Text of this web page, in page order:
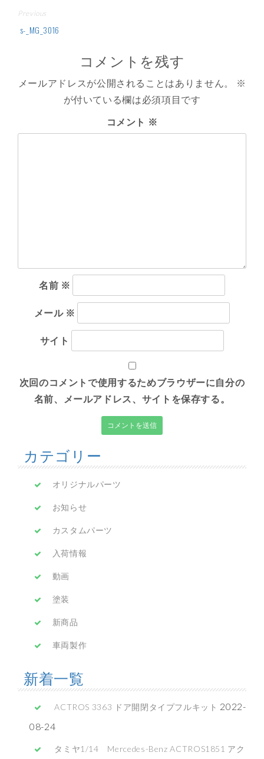
投
稿
ビ
ー
Previous
s-_MG_3016
コメントを残す
メールアドレスが公開されることはありません。
※
が付いている欄は必須項目です
コメント ※
名前 ※
メール ※
サイト
次回のコメントで使用するためブラウザーに自分の
名前、メールアドレス、サイトを保存する。
カテゴリー
オリジナルパーツ
お知らせ
カスタムパーツ
入荷情報
動画
塗装
新商品
車両製作
新着一覧
ACTROS 3363 ドア開閉タイプフルキット 2022-
08-24
タミヤ1/14 Mercedes-Benz ACTROS1851 アク